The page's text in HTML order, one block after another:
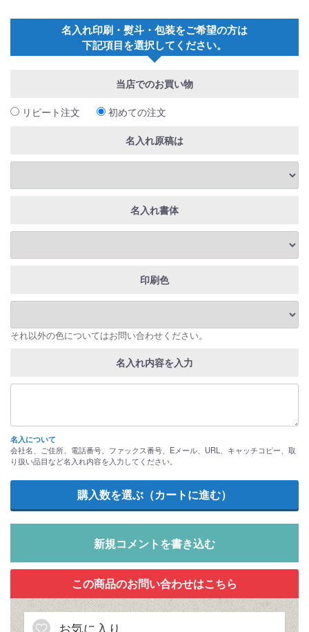
名入れ印刷・熨斗・包装をご希望の方は
下記項目を選択してください。
当店でのお買い物
リピート注文 初めての注文
名入れ原稿は
名入れ書体
印刷色
それ以外の色についてはお問い合わせください。
名入れ内容を入力
名入について
会社名、ご住所、電話番号、ファックス番号、Eメール、URL、キャッチコピー、取
り扱い品目など名入れ内容を入力してください。
新規コメントを書き込む
お気に入り